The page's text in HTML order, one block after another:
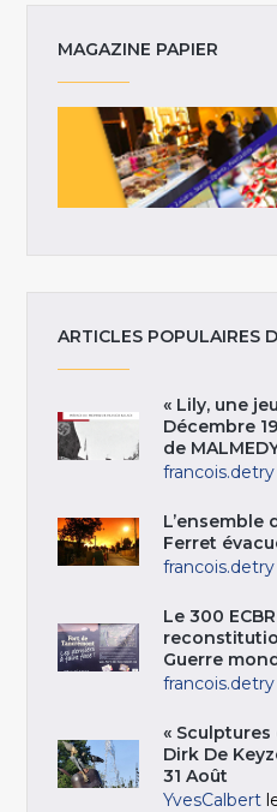
MAGAZINE PAPIER
ARTICLES POPULAIRES
« Lily, une
Décembre
de
francois.detry
L’ensemble
Ferret
francois.detry
Le 300
Guerre
francois.detry
«
Dirk De
31 Août
YvesCalbert